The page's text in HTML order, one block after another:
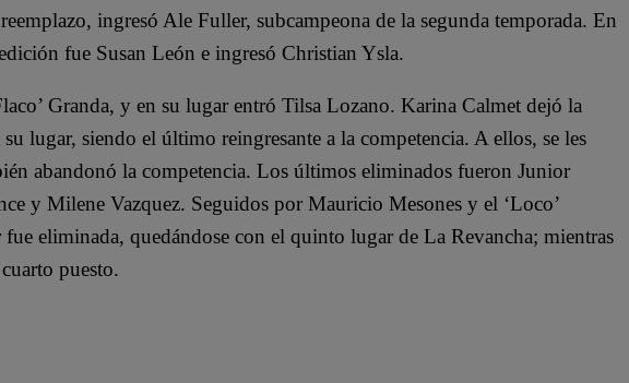
ingresó Ale Fuller, subcampeona de la segunda temporada. En
fue Susan León e ingresó Christian Ysla.
Granda, y en su lugar entró Tilsa Lozano. Karina Calmet dejó la
lugar, siendo el último reingresante a la competencia. A ellos, se les
abandonó la competencia. Los últimos eliminados fueron Junior
y Milene Vazquez. Seguidos por Mauricio Mesones y el ‘Loco’
eliminada, quedándose con el quinto lugar de La Revancha; mientras
puesto.